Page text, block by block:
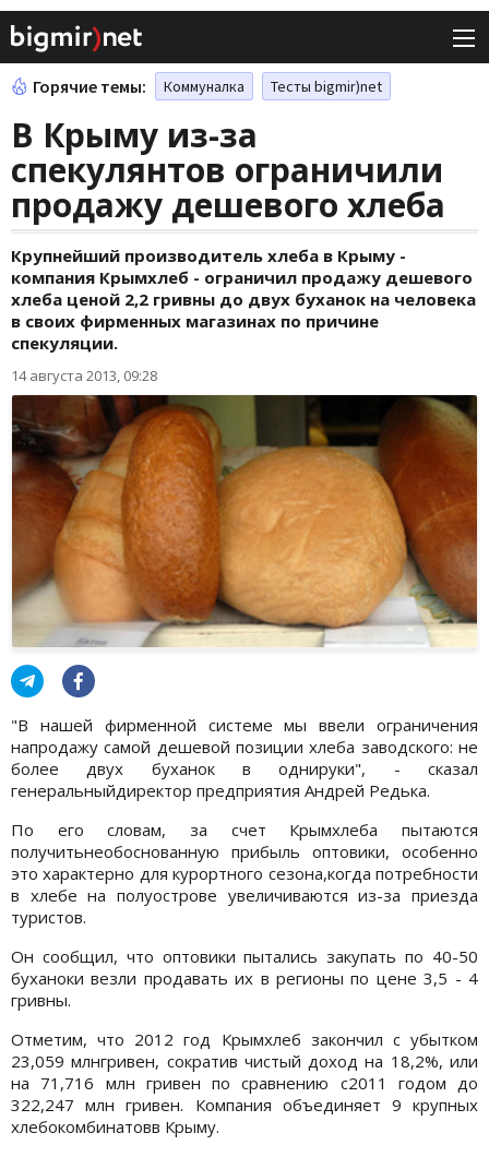
Горячие темы: Коммуналка Тесты bigmir)net
В Крыму из-за
спекулянтов ограничили
продажу дешевого хлеба
Крупнейший производитель хлеба в Крыму -
компания Крымхлеб - ограничил продажу дешевого
хлеба ценой 2,2 гривны до двух буханок на человека
в своих фирменных магазинах по причине
спекуляции.
14 августа 2013, 09:28
"В нашей фирменной системе мы ввели ограничения
напродажу самой дешевой позиции хлеба заводского: не
более двух буханок в однируки", - сказал
генеральныйдиректор предприятия Андрей Редька.
По его словам, за счет Крымхлеба пытаются
получитьнеобоснованную прибыль оптовики, особенно
это характерно для курортного сезона,когда потребности
в хлебе на полуострове увеличиваются из-за приезда
туристов.
Он сообщил, что оптовики пытались закупать по 40-50
буханоки везли продавать их в регионы по цене 3,5 - 4
гривны.
Отметим, что 2012 год Крымхлеб закончил с убытком
23,059 млнгривен, сократив чистый доход на 18,2%, или
на 71,716 млн гривен по сравнению с2011 годом до
322,247 млн гривен. Компания объединяет 9 крупных
хлебокомбинатовв Крыму.